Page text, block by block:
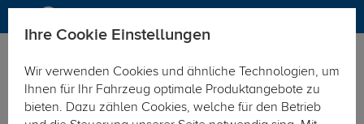
Hier geht's zur Fahrzeugübersicht: Audi Q8 SUV e-tron
Ihre Cookie Einstellungen
Wir verwenden Cookies und ähnliche Technologien, um
Ihnen für Ihr Fahrzeug optimale Produktangebote zu
bieten. Dazu zählen Cookies, welche für den Betrieb